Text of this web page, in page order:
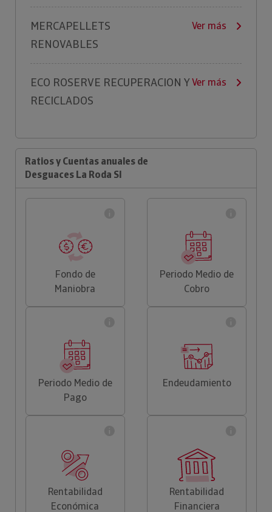
MERCAPELLETS
RENOVABLES
Ver más
ECO ROSERVE RECUPERACION Y
RECICLADOS
Ver más
Ratios y Cuentas anuales de
Desguaces La Roda Sl
Fondo de
Maniobra
Periodo Medio de
Cobro
Periodo Medio de
Pago
Endeudamiento
Rentabilidad
Económica
Rentabilidad
Financiera